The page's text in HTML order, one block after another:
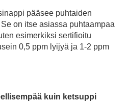
pääsee puhtaiden
on itse asiassa puhtaampaa
esimerkiksi sertifioitu
0,5 ppm lyijyä ja 1-2 ppm
kuin ketsuppi